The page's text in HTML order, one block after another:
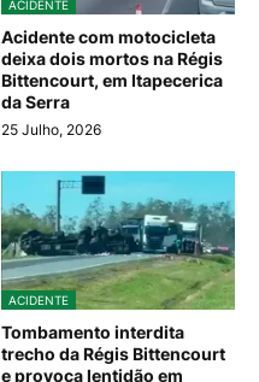
ACIDENTE
Acidente com motocicleta
deixa dois mortos na Régis
Bittencourt, em Itapecerica
da Serra
25 Julho, 2026
ACIDENTE
Tombamento interdita
trecho da Régis Bittencourt
e provoca lentidão em